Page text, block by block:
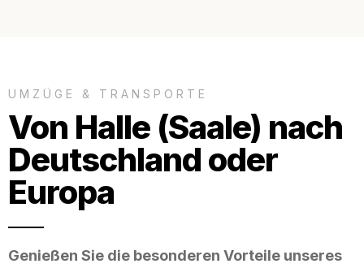
UMZÜGE & TRANSPORTE
Von Halle (Saale) nach
Deutschland oder
Europa
Genießen Sie die besonderen Vorteile unseres